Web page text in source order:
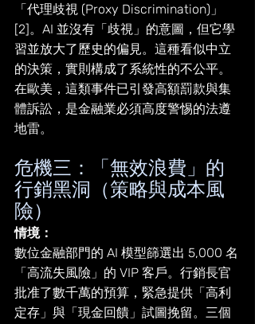
「代理歧視 (Proxy Discrimination)」
[2]。AI 並沒有「歧視」的意圖，但它學
習並放大了歷史的偏見。這種看似中立
的決策，實則構成了系統性的不公平。
在歐美，這類事件已引發高額罰款與集
體訴訟，是金融業必須高度警惕的法遵
地雷。
危機三：「無效浪費」的
行銷黑洞（策略與成本風
險）
情境：
數位金融部門的 AI 模型篩選出 5,000 名
「高流失風險」的 VIP 客戶。行銷長官
批准了數千萬的預算，緊急提供「高利
定存」與「現金回饋」試圖挽留。三個